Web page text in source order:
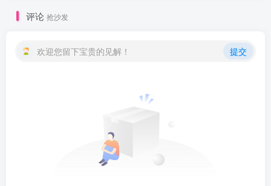
评论 抢沙发
欢迎您留下宝贵的见解！ 提交